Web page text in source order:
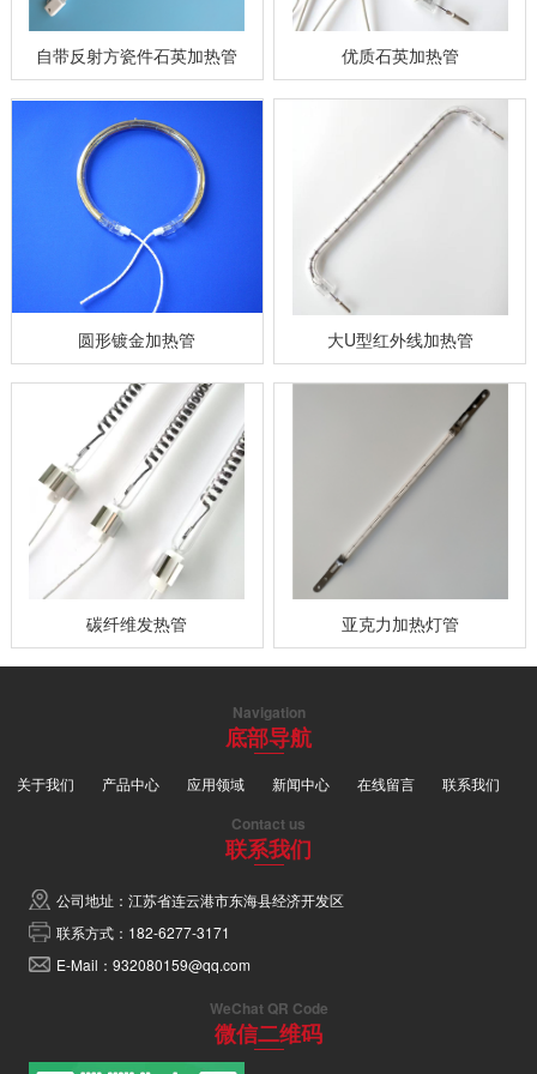
自带反射方瓷件石英加热管 优质石英加热管
圆形镀金加热管 大U型红外线加热管
碳纤维发热管 亚克力加热灯管
Navigation
底部导航
关于我们 产品中心 应用领域 新闻中心 在线留言 联系我们
Contact us
联系我们
公司地址：江苏省连云港市东海县经济开发区
联系方式：182-6277-3171
E-Mail：932080159@qq.com
WeChat QR Code
微信二维码